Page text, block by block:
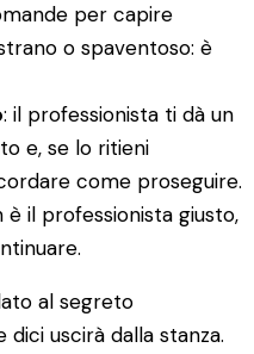
per capire
o spaventoso: è
: il professionista ti dà un
e, se lo ritieni
come proseguire.
il professionista giusto,
al segreto
dici uscirà dalla stanza.